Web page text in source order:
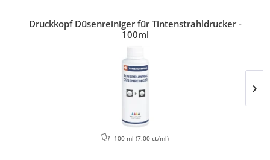
Druckkopf Düsenreiniger für Tintenstrahldrucker -
100ml
100 ml (7,00 ct/ml)